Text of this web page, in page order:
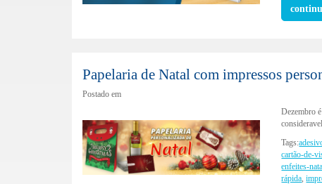
Papelaria de Natal com impressos
Postado em
Dezembro
Tags:
cartão-de-
enfeites-
rápida,